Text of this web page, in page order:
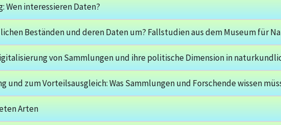
Wen interessieren Daten?
Beständen und deren Daten um? Fallstudien aus dem Museum für
von Sammlungen und ihre politische Dimension in
zum Vorteilsausgleich: Was Sammlungen und Forschende wissen
Arten